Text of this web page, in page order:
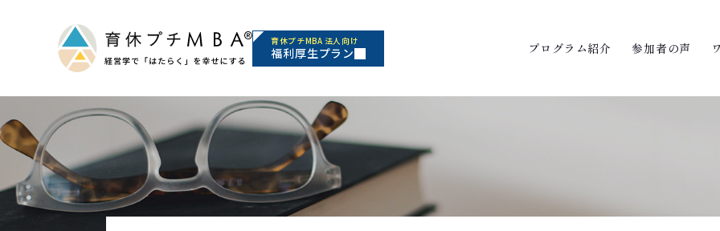
育休プチMBA 法人向け
福利厚生プラン プログラム紹介 参加者の声